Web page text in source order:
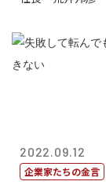
2022.09.12
企業家たちの金言